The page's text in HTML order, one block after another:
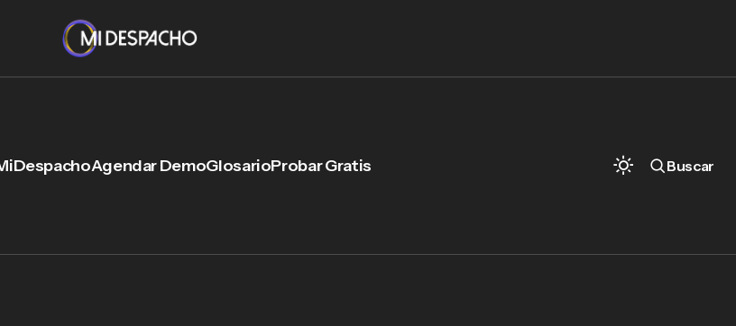
Agendar DemoGlosarioProbar Gratis Buscar